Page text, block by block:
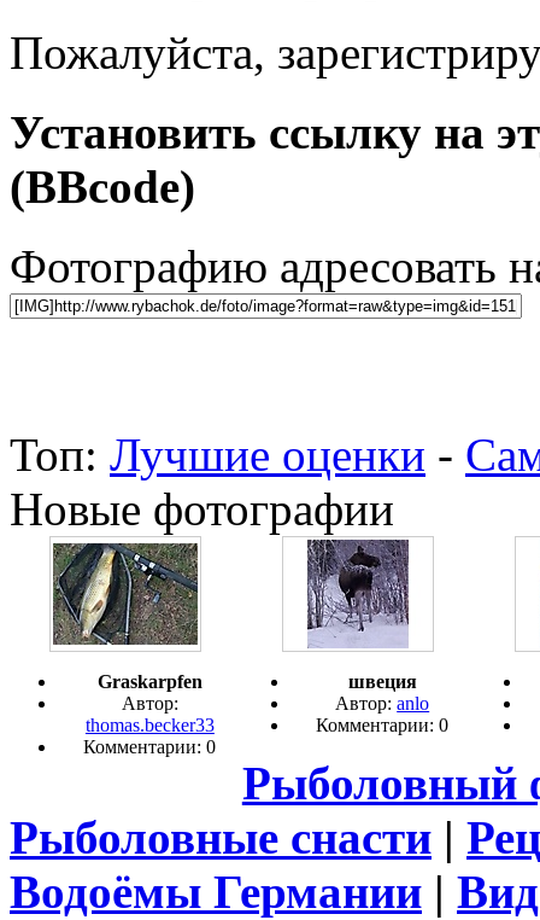
Пожалуйста,
Установить ссылку на
(BBcode)
Фотографию адресовать
Топ: Лучшие оценки -
Новые фотографии
Graskarpfen
Автор:
thomas.becker33
Комментарии: 0
швеция
Автор:anlo
Комментарии: 0
Рыболовный
Рыболовные снасти |
Водоёмы Германии |